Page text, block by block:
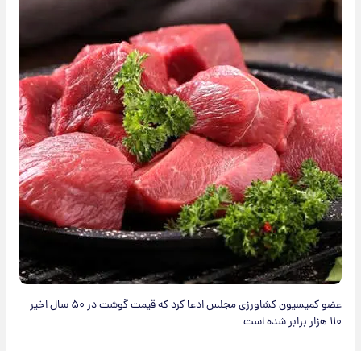
عضو کمیسیون کشاورزی مجلس ادعا کرد که قیمت گوشت در ۵۰ سال اخیر
۱۱۰ هزار برابر شده است